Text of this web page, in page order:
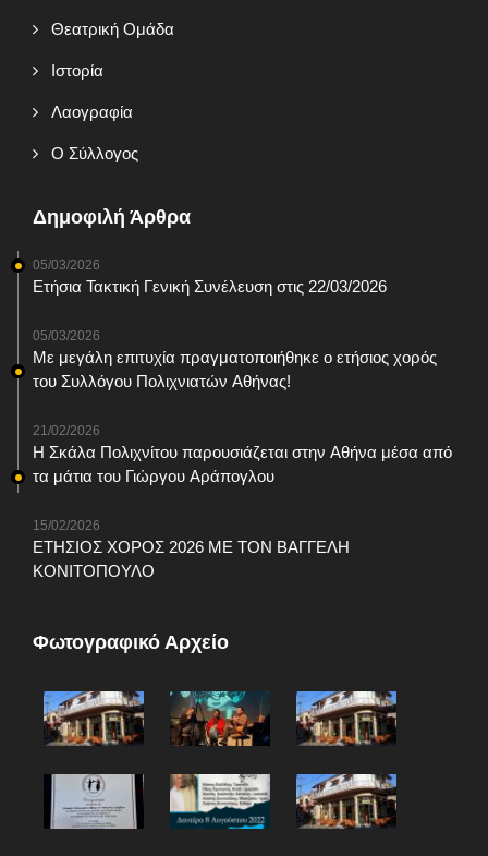
Θεατρική Ομάδα
Ιστορία
Λαογραφία
Ο Σύλλογος
Δημοφιλή Άρθρα
05/03/2026
Ετήσια Τακτική Γενική Συνέλευση στις 22/03/2026
05/03/2026
Με μεγάλη επιτυχία πραγματοποιήθηκε ο ετήσιος χορός
του Συλλόγου Πολιχνιατών Αθήνας!
21/02/2026
Η Σκάλα Πολιχνίτου παρουσιάζεται στην Αθήνα μέσα από
τα μάτια του Γιώργου Αράπογλου
15/02/2026
ΕΤΗΣΙΟΣ ΧΟΡΟΣ 2026 ΜΕ ΤΟΝ ΒΑΓΓΕΛΗ
ΚΟΝΙΤΟΠΟΥΛΟ
Φωτογραφικό Αρχείο